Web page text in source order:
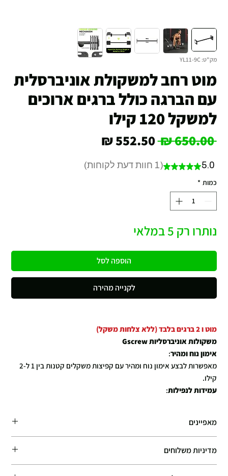
מק"ט: YL11-9C
מוט רחב למשקולת אוניברסלית
עם הברגה כולל ברגים ארוכים
למשקל 120 קילו
‏650.00 ‏₪
מחיר
‏552.50 ‏₪
5.0
★
★
★
★
★
1 חוות דעת לקוחות 1
כמות *
נותרו רק 5 במלאי
הוספה לסל
לקנייה מהירה
מוט ו 2 ברגים בלבד (ללא צלחות משקל)
משקולות אוניברסליות Gscrew
אימון נוח ומהיר:
מאפשרות לבצע אימון נוח ומהיר עם קפיצות משקלים קטנות בין 1 ל-2
קילו.
עמידות לנפילות:
פטנט ייחודי
משקולות מקצועיות עם ברגים ייחודיים בפטנט, המאפשרים כיוונון
משקל בקלות ונוחות.
רב-שימושיות:
מאפיינים
משקל מווט - 6.5 KG
משקל ברגים - 2 KG לכל בורג * 2
מדיניות משלוחים